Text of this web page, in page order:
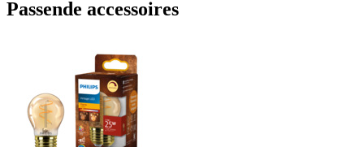
Passende accessoires